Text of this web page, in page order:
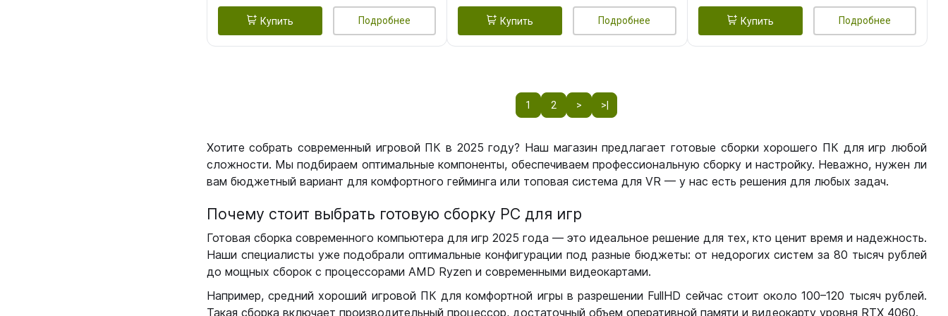
Купить Подробнее Купить Подробнее Купить Подробнее
1 2 > >|
Хотите собрать современный игровой ПК в 2025 году? Наш магазин предлагает готовые сборки хорошего ПК для игр любой
сложности. Мы подбираем оптимальные компоненты, обеспечиваем профессиональную сборку и настройку. Неважно, нужен ли
вам бюджетный вариант для комфортного гейминга или топовая система для VR — у нас есть решения для любых задач.
Почему стоит выбрать готовую сборку РС для игр
Готовая сборка современного компьютера для игр 2025 года — это идеальное решение для тех, кто ценит время и надежность.
Наши специалисты уже подобрали оптимальные конфигурации под разные бюджеты: от недорогих систем за 80 тысяч рублей
до мощных сборок с процессорами AMD Ryzen и современными видеокартами.
Например, средний хороший игровой ПК для комфортной игры в разрешении FullHD сейчас стоит около 100–120 тысяч рублей.
Такая сборка включает производительный процессор, достаточный объем оперативной памяти и видеокарту уровня RTX 4060.